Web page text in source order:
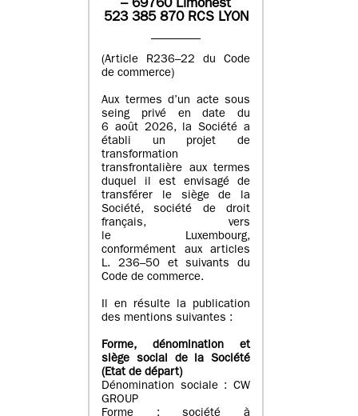
– 69760 Limonest
523 385 870 RCS LYON
(Article R236–22 du Code
de commerce)
Aux termes d’un acte sous
seing privé en date du
6 août 2026, la Société a
établi un projet de
transformation
transfrontalière aux termes
duquel il est envisagé de
transférer le siège de la
Société, société de droit
français, vers
le Luxembourg,
conformément aux articles
L. 236–50 et suivants du
Code de commerce.
Il en résulte la publication
des mentions suivantes :
Forme, dénomination et
siège social de la Société
(Etatde départ)
Dénomination sociale : CW
GROUP